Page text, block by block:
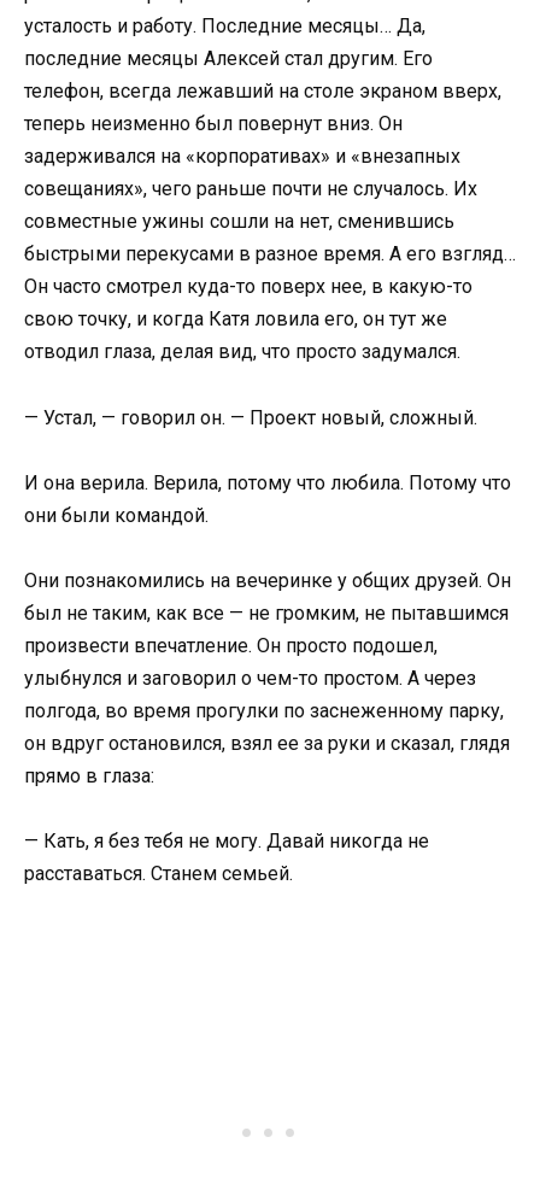
усталость и работу. Последние месяцы… Да,
последние месяцы Алексей стал другим. Его
телефон, всегда лежавший на столе экраном вверх,
теперь неизменно был повернут вниз. Он
задерживался на «корпоративах» и «внезапных
совещаниях», чего раньше почти не случалось. Их
совместные ужины сошли на нет, сменившись
быстрыми перекусами в разное время. А его взгляд…
Он часто смотрел куда-то поверх нее, в какую-то
свою точку, и когда Катя ловила его, он тут же
отводил глаза, делая вид, что просто задумался.
— Устал, — говорил он. — Проект новый, сложный.
И она верила. Верила, потому что любила. Потому что
они были командой.
Они познакомились на вечеринке у общих друзей. Он
был не таким, как все — не громким, не пытавшимся
произвести впечатление. Он просто подошел,
улыбнулся и заговорил о чем-то простом. А через
полгода, во время прогулки по заснеженному парку,
он вдруг остановился, взял ее за руки и сказал, глядя
прямо в глаза:
— Кать, я без тебя не могу. Давай никогда не
расставаться. Станем семьей.